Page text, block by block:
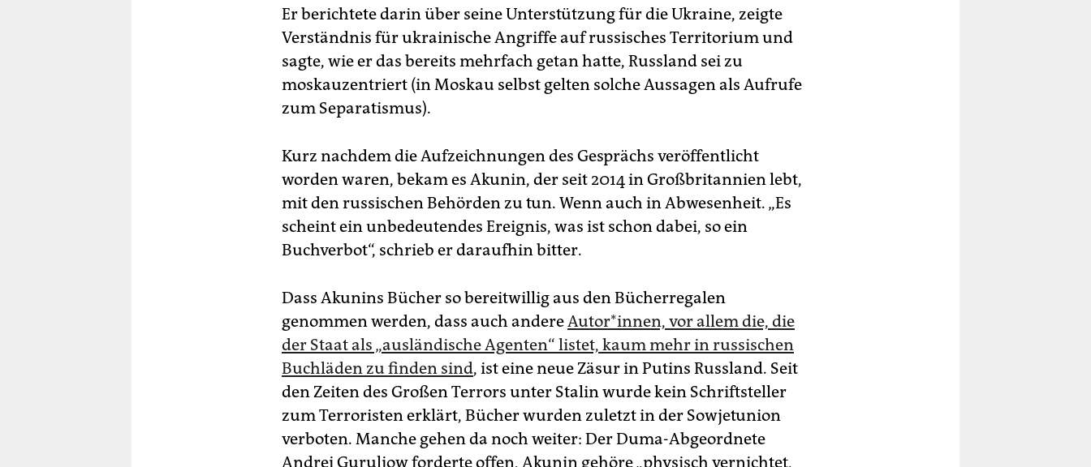
Er berichtete darin über seine Unterstützung für die Ukraine, zeigte
Verständnis für ukrainische Angriffe auf russisches Territorium und
sagte, wie er das bereits mehrfach getan hatte, Russland sei zu
moskauzentriert (in Moskau selbst gelten solche Aussagen als Aufrufe
zum Separatismus).
Kurz nachdem die Aufzeichnungen des Gesprächs veröffentlicht
worden waren, bekam es Akunin, der seit 2014 in Großbritannien lebt,
mit den russischen Behörden zu tun. Wenn auch in Abwesenheit. „Es
scheint ein unbedeutendes Ereignis, was ist schon dabei, so ein
Buchverbot“, schrieb er daraufhin bitter.
Dass Akunins Bücher so bereitwillig aus den Bücherregalen
genommen werden, dass auch andereAutor*innen, vor allem die, die
der Staat als „ausländische Agenten“ listet, kaum mehr in russischen
Buchläden zu finden sind, ist eine neue Zäsur in Putins Russland. Seit
den Zeiten des Großen Terrors unter Stalin wurde kein Schriftsteller
zum Terroristen erklärt, Bücher wurden zuletzt in der Sowjetunion
verboten. Manche gehen da noch weiter: Der Duma-Abgeordnete
Andrei Guruljow forderte offen, Akunin gehöre „physisch vernichtet,